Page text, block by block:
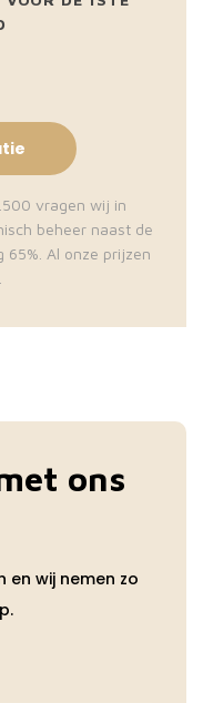
vragen wij in
beheer naast de
Al onze prijzen
ons
en wij nemen zo